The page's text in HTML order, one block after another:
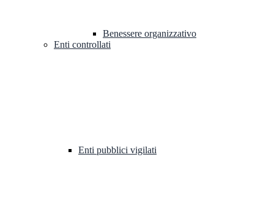
Benessere organizzativo
Enti controllati
Enti pubblici vigilati